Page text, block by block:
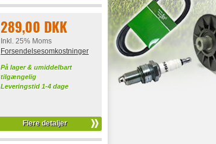
289,00 DKK
Inkl. 25% Moms
Forsendelsesomkostninger
På lager & umiddelbart
tilgængelig
Leveringstid 1-4 dage
Flere detaljer